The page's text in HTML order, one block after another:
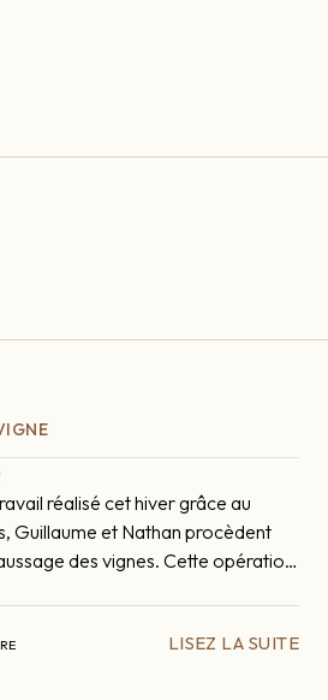
réalisé cet hiver grâce au
Guillaume et Nathan procèdent
des vignes. Cette opération
LISEZ LA SUITE